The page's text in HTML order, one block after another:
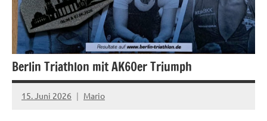
Berlin Triathlon mit AK60er Triumph
15. Juni 2026 Mario